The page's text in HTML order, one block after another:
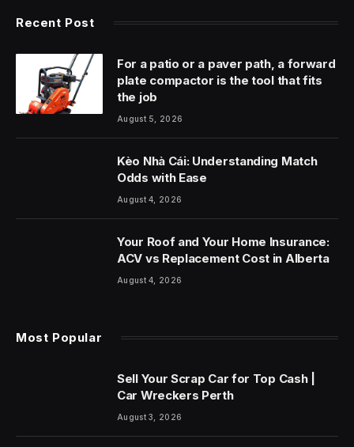
Recent Post
For a patio or a paver path, a forward
plate compactor is the tool that fits
the job
August 5, 2026
Kèo Nhà Cái: Understanding Match
Odds with Ease
August 4, 2026
Your Roof and Your Home Insurance:
ACV vs Replacement Cost in Alberta
August 4, 2026
Most Popular
Sell Your Scrap Car for Top Cash |
Car Wreckers Perth
August 3, 2026